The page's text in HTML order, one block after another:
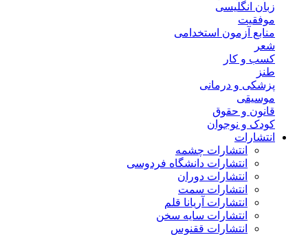
زبان انگلیسی
موفقیت
منابع آزمون استخدامی
شعر
کسب و کار
طنز
پزشکی و درمانی
موسیقی
قانون و حقوق
کودک و نوجوان
انتشارات
انتشارات چشمه
انتشارات دانشگاه فردوسی
انتشارات دوران
انتشارات سمت
انتشارات آریانا قلم
انتشارات سایه سخن
انتشارات ققنوس